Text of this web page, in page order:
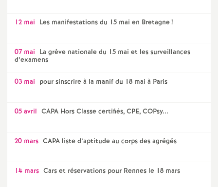
12 mai Les manifestations du 15 mai en Bretagne!
07 mai La grève nationale du 15 mai et les surveillances
d’examens
03 mai pour sinscrire à la manif du 18 mai à Paris
05 avril CAPA Hors Classe certifiés, CPE, COPsy...
20 mars CAPA liste d’aptitude au corps des agrégés
14 mars Cars et réservations pour Rennes le 18 mars